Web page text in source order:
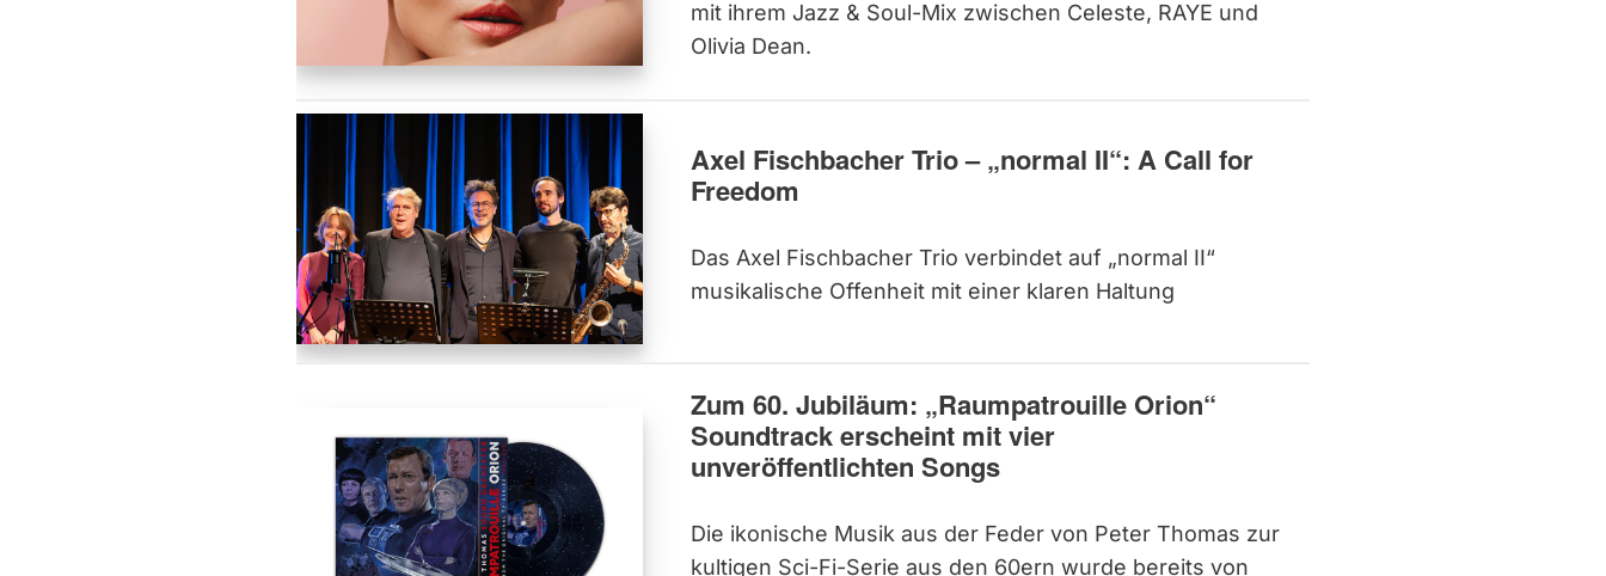
mit ihrem Jazz & Soul-Mix zwischen Celeste, RAYE und
Olivia Dean.
Axel Fischbacher Trio – „normal II“: A Call for
Freedom
Das Axel Fischbacher Trio verbindet auf „normal II“
musikalische Offenheit mit einer klaren Haltung
Zum 60. Jubiläum: „Raumpatrouille Orion“
Soundtrack erscheint mit vier
unveröffentlichten Songs
Die ikonische Musik aus der Feder von Peter Thomas zur
kultigen Sci-Fi-Serie aus den 60ern wurde bereits von